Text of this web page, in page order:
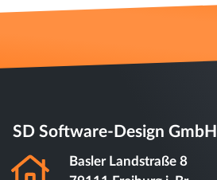
SD Software-Design GmbH